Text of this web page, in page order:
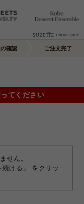
確認 ご注文完了
てください
せん。
ける」 をクリッ